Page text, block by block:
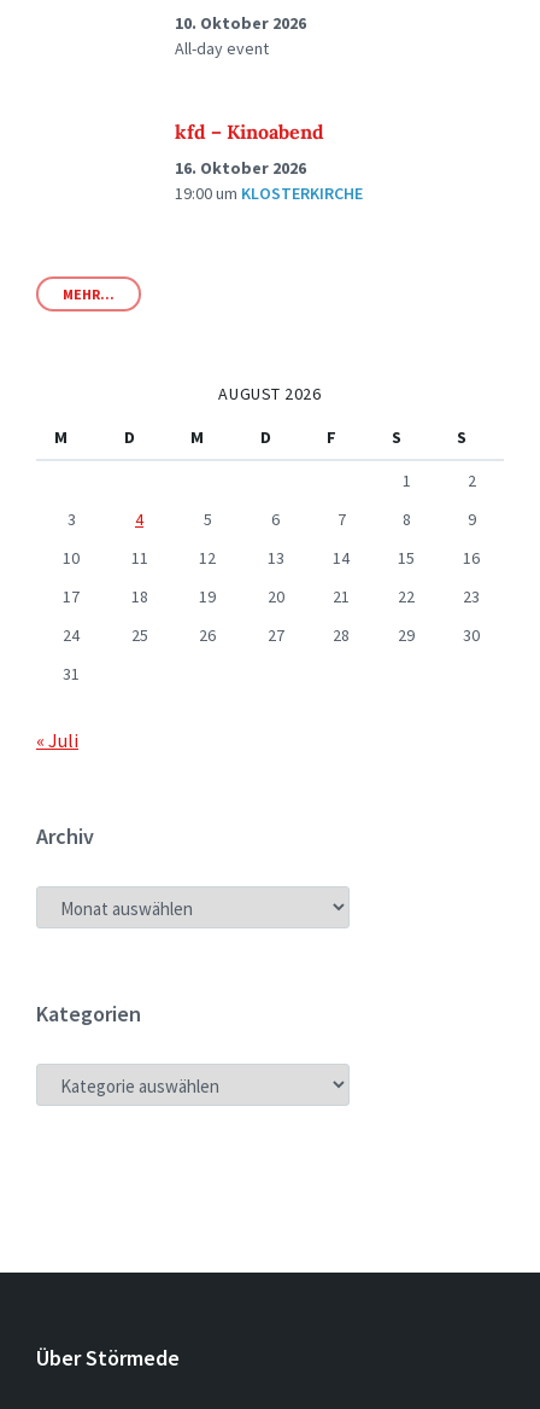
10. Oktober 2026
All-day event
kfd – Kinoabend
16. Oktober 2026
19:00um KLOSTERKIRCHE
MEHR...
AUGUST 2026
M
D M D F S
S
1
2
3
4 5 6 7 8
9
10
11 12 13 14 15
16
17
18 19 20 21 22
23
24
25 26 27 28 29
30
31
« Juli
Archiv
ARCHIV
Kategorien
KATEGORIEN
Über Störmede